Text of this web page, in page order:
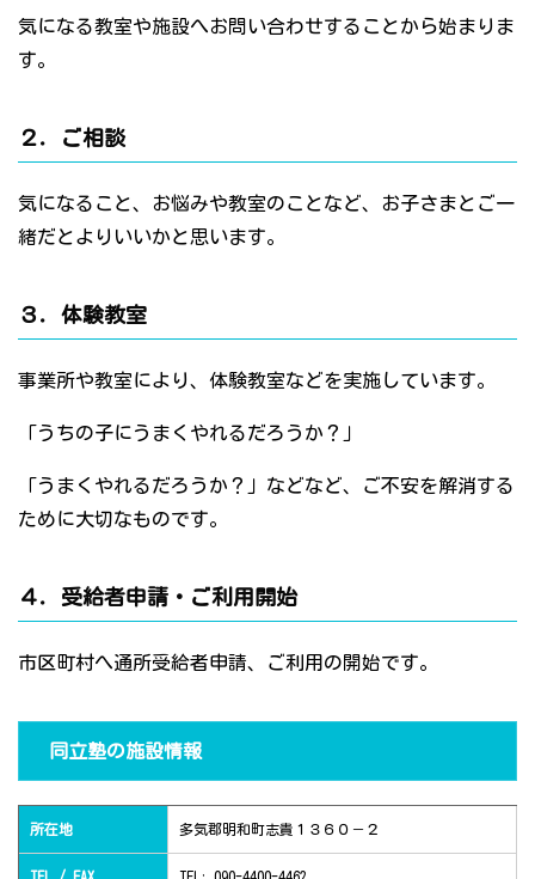
気になる教室や施設へお問い合わせすることから始まりま
す。
２．ご相談
気になること、お悩みや教室のことなど、お子さまとご一
緒だとよりいいかと思います。
３．体験教室
事業所や教室により、体験教室などを実施しています。
「うちの子にうまくやれるだろうか？」
「うまくやれるだろうか？」などなど、ご不安を解消する
ために大切なものです。
４．受給者申請・ご利用開始
市区町村へ通所受給者申請、ご利用の開始です。
同立塾の施設情報
所在地 多気郡明和町志貴１３６０－２